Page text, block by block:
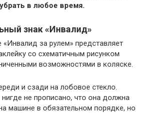
в любое время.
знак «Инвалид»
«Инвалид за рулем» представляет
со схематичным рисунком
возможностями в коляске.
и сзади на лобовое стекло.
не прописано, что она должна
машине в обязательном порядке, но